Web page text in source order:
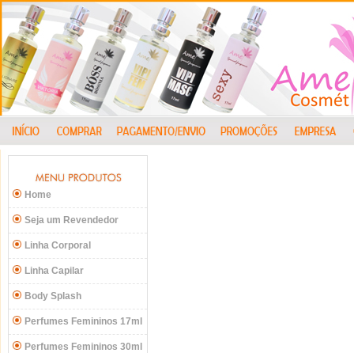
Home
Seja um Revendedor
Linha Corporal
Linha Capilar
Body Splash
Perfumes Femininos 17ml
Perfumes Femininos 30ml